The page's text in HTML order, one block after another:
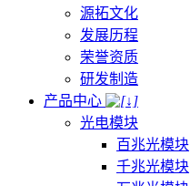
源拓文化
发展历程
荣誉资质
研发制造
产品中心
光电模块
百兆光模块
千兆光模块